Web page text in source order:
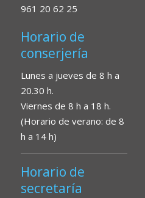
961 20 62 25
Horario de
conserjería
Lunes a jueves de 8 h a
20.30 h.
Viernes de 8 h a 18 h.
(Horario de verano: de 8
h a 14 h)
Horario de
secretaría